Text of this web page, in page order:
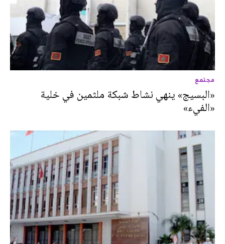
مجتمع
«البسيج» ينهي نشاط شبكة ملثمين في خلية
«الفيء»